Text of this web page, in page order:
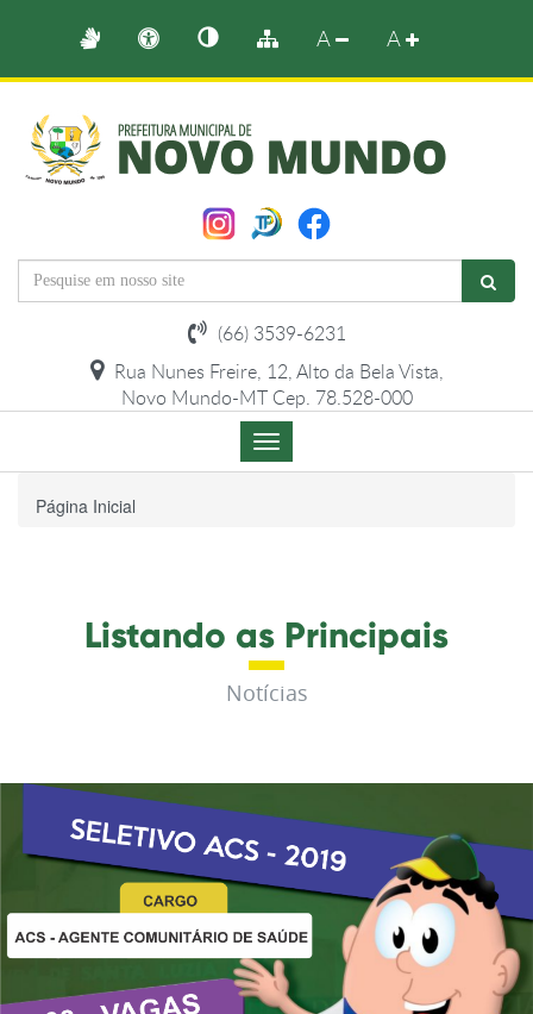
A A
(66) 3539-6231
Rua Nunes Freire, 12, Alto da Bela Vista,
Novo Mundo-MT Cep. 78.528-000
Menu
de
Página Inicial
Listando as Principais
Notícias